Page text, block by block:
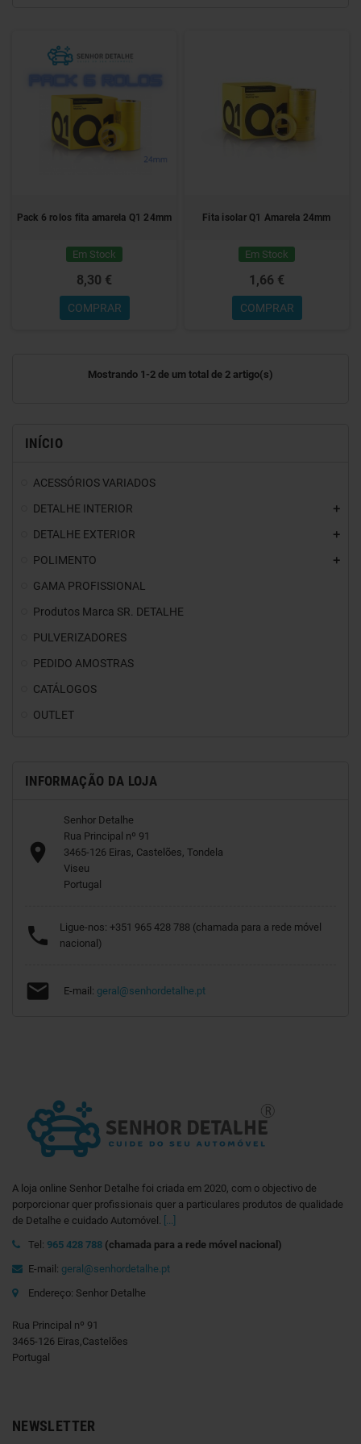
INÍCIO
ACESSÓRIOS VARIADOS
DETALHE INTERIOR
DETALHE EXTERIOR
POLIMENTO
GAMA PROFISSIONAL
Produtos Marca SR. DETALHE
PULVERIZADORES
PEDIDO AMOSTRAS
CATÁLOGOS
OUTLET
INFORMAÇÃO DA LOJA

Senhor Detalhe
Rua Principal nº 91
3465-126 Eiras, Castelões, Tondela
Viseu
Portugal
 Ligue-nos:+351 965 428 788 (chamada para a rede móvel
nacional)
 E-mail: geral@senhordetalhe.pt
Pack 6 rolos fita amarela Q1 24mm
Em Stock
8,30 €
COMPRAR
Fita isolar Q1 Amarela 24mm
Em Stock
1,66 €
COMPRAR
Mostrando 1-2 de um total de 2 artigo(s)
A loja online Senhor Detalhe foi criada em 2020, com o objectivo de
porporcionar quer profissionais quer a particulares produtos de qualidade
de Detalhe e cuidado Automóvel. [...]
Tel: 965 428 788 (chamada para a rede móvel nacional)
E-mail: geral@senhordetalhe.pt
Endereço: Senhor Detalhe
Rua Principal nº 91
3465-126 Eiras,Castelões
Portugal
NEWSLETTER